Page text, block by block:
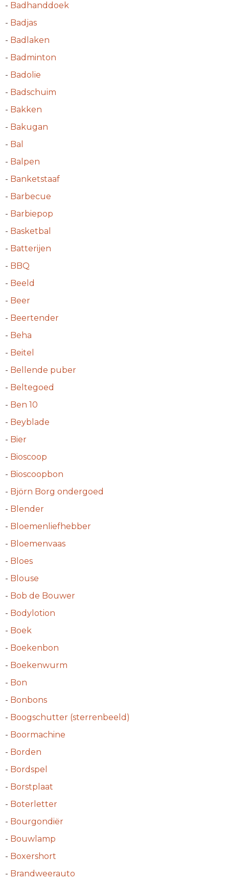
- Badhanddoek
- Badjas
- Badlaken
- Badminton
- Badolie
- Badschuim
- Bakken
- Bakugan
- Bal
- Balpen
- Banketstaaf
- Barbecue
- Barbiepop
- Basketbal
- Batterijen
- BBQ
- Beeld
- Beer
- Beertender
- Beha
- Beitel
- Bellende puber
- Beltegoed
- Ben 10
- Beyblade
- Bier
- Bioscoop
- Bioscoopbon
- Björn Borg ondergoed
- Blender
- Bloemenliefhebber
- Bloemenvaas
- Bloes
- Blouse
- Bob de Bouwer
- Bodylotion
- Boek
- Boekenbon
- Boekenwurm
- Bon
- Bonbons
- Boogschutter (sterrenbeeld)
- Boormachine
- Borden
- Bordspel
- Borstplaat
- Boterletter
- Bourgondiër
- Bouwlamp
- Boxershort
- Brandweerauto